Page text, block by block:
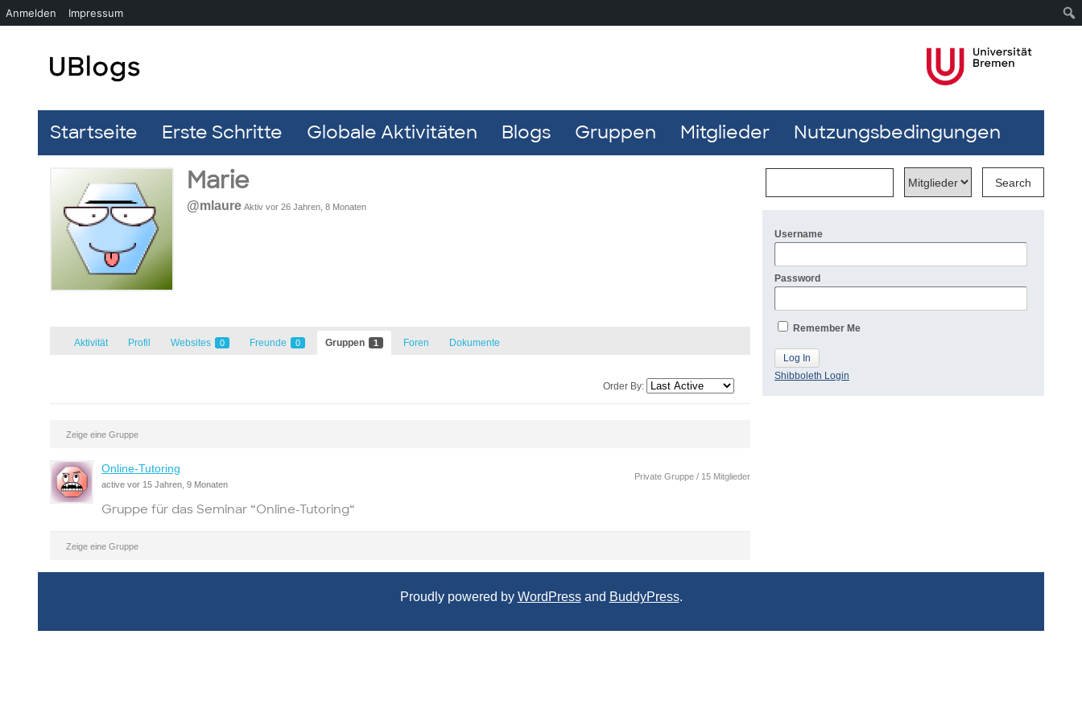
Startseite Erste Schritte Globale Aktivitäten Blogs Gruppen Mitglieder Nutzungsbedingungen
Marie
@mlaure Aktiv vor 26 Jahren, 8 Monaten
Aktivität Profil Websites 0 Freunde 0 Gruppen 1 Foren Dokumente
Order By:
Zeige eine Gruppe
Online-Tutoring
active vor 15 Jahren, 9 Monaten
Gruppe für das Seminar “Online-Tutoring“
Private Gruppe / 15 Mitglieder
Zeige eine Gruppe
Username
Password
Remember Me
Shibboleth Login
Proudly powered by WordPressand BuddyPress.
Anmelden Impressum